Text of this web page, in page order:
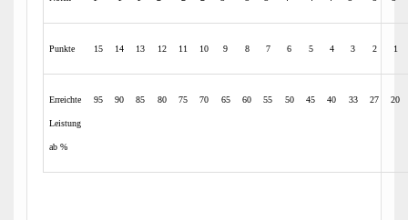
Punkte 15 14 13 12 11 10 9 8 7 6 5 4 3 2 1
Erreichte
Leistung
ab %
95 90 85 80 75 70 65 60 55 50 45 40 33 27 20